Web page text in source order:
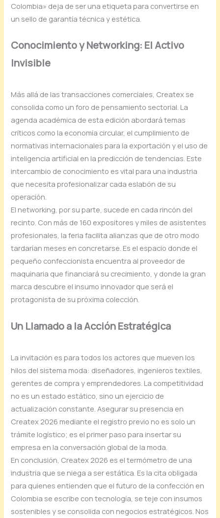
Colombia» deja de ser una etiqueta para convertirse en
un sello de garantía técnica y estética.
Conocimiento y Networking: El Activo
Invisible
Más allá de las transacciones comerciales, Createx se
consolida como un foro de pensamiento sectorial. La
agenda académica de esta edición abordará temas
críticos como la economía circular, el cumplimiento de
normativas internacionales para la exportación y el uso de
inteligencia artificial en la predicción de tendencias. Este
intercambio de conocimiento es vital para una industria
que necesita profesionalizar cada eslabón de su
operación.
El networking, por su parte, sucede en cada rincón del
recinto. Con más de 160 expositores y miles de asistentes
profesionales, la feria facilita alianzas que de otro modo
tardarían meses en concretarse. Es el espacio donde el
pequeño confeccionista encuentra al proveedor de
maquinaria que financiará su crecimiento, y donde la gran
marca descubre el insumo innovador que será el
protagonista de su próxima colección.
Un Llamado a la Acción Estratégica
La invitación es para todos los actores que mueven los
hilos del sistema moda: diseñadores, ingenieros textiles,
gerentes de compra y emprendedores. La competitividad
no es un estado estático, sino un ejercicio de
actualización constante. Asegurar su presencia en
Createx 2026 mediante el registro previo no es solo un
trámite logístico; es el primer paso para insertar su
empresa en la conversación global de la moda.
En conclusión, Createx 2026 es el termómetro de una
industria que se niega a ser estática. Es la cita obligada
para quienes entienden que el futuro de la confección en
Colombia se escribe con tecnología, se teje con insumos
sostenibles y se consolida con negocios estratégicos. Nos